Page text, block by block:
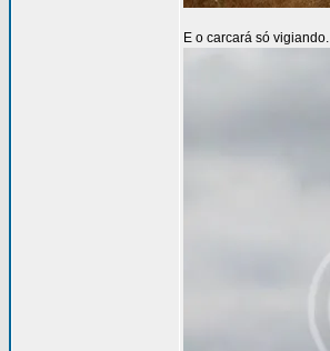
E o carcará só vigiando.